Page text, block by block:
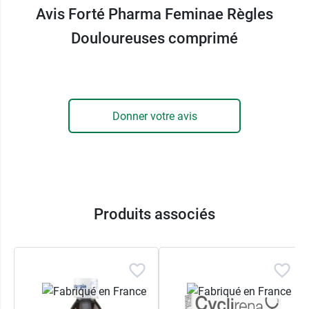
Fabricant
Avis Forté Pharma Feminae Règles
Douloureuses comprimé
Donner votre avis
Produits associés